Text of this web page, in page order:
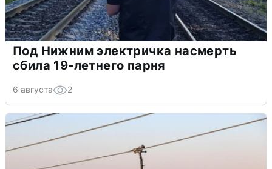
Под Нижним электричка насмерть
сбила 19-летнего парня
6 августа 2